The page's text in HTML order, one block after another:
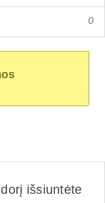
0
išsiuntėte